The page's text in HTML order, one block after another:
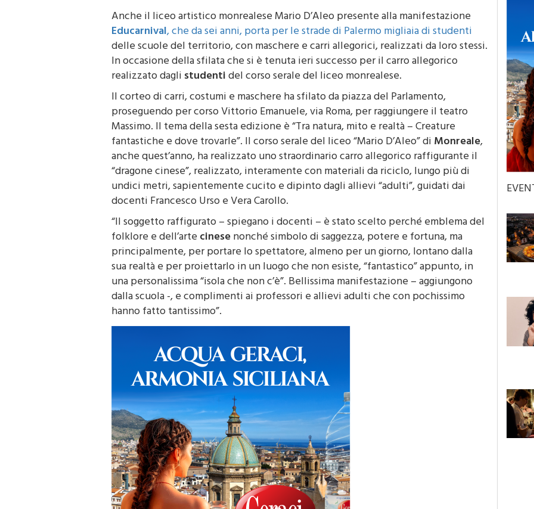
Anche il liceo artistico monrealese Mario D’Aleo presente alla manifestazione
Educarnival, che da sei anni, porta per le strade di Palermo migliaia di studenti
delle scuole del territorio, con maschere e carri allegorici, realizzati da loro stessi.
In occasione della sfilata che si è tenuta ieri successo per il carro allegorico
realizzato daglistudentidel corso serale del liceo monrealese.
Il corteo di carri, costumi e maschere ha sfilato da piazza del Parlamento,
proseguendo per corso Vittorio Emanuele, via Roma, per raggiungere il teatro
Massimo. Il tema della sesta edizione è “Tra natura, mito e realtà – Creature
fantastiche e dove trovarle”. Il corso serale del liceo “Mario D’Aleo” diMonreale
anche quest’anno, ha realizzato uno straordinario carro allegorico raffigurante il
“dragone cinese”, realizzato, interamente con materiali da riciclo, lungo più di
undici metri, sapientemente cucito e dipinto dagli allievi “adulti”, guidati dai
docenti Francesco Urso e Vera Carollo.
“Il soggetto raffigurato – spiegano i docenti – è stato scelto perché emblema del
folklore e dell’artecinesenonché simbolo di saggezza, potere e fortuna, ma
principalmente, per portare lo spettatore, almeno per un giorno, lontano dalla
sua realtà e per proiettarlo in un luogo che non esiste, “fantastico” appunto, in
una personalissima “isola che non c’è”. Bellissima manifestazione – aggiungono
dalla scuola -, e complimenti ai professori e allievi adulti che con pochissimo
hanno fatto tantissimo”.